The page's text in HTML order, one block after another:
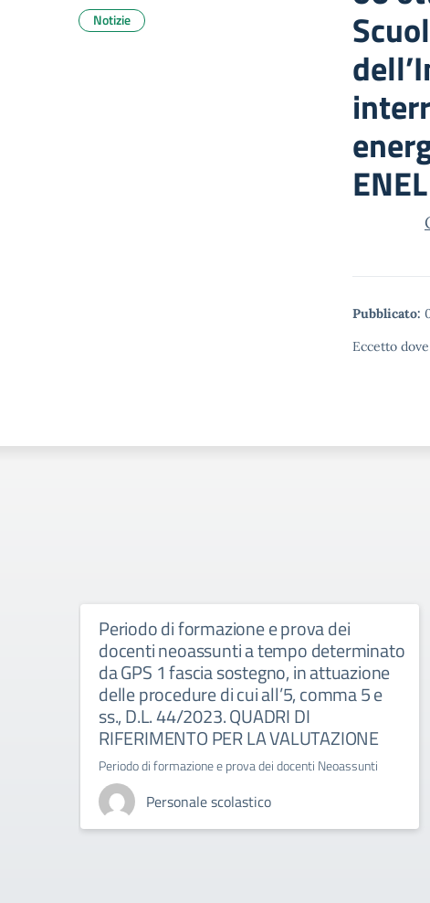
Pubblicato:
Eccetto
Notizie
Periodo di formazione e prova dei
docenti neoassunti a tempo determinato
da GPS 1 fascia sostegno, in attuazione
delle procedure di cui all’5, comma 5 e
ss., D.L. 44/2023. QUADRI DI
RIFERIMENTO PER LA VALUTAZIONE
Periodo di formazione e prova dei docenti Neoassunti
Personale scolastico